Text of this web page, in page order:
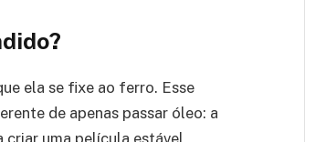
ela se fixe ao ferro. Esse
de apenas passar óleo: a